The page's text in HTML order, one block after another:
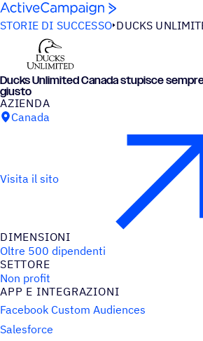
Salta al contenuto
STORIE DI SUCCESSO DUCKS
Ducks Unli­mi­ted Canada stupi­sce
giusto
AZIENDA
Canada
Visita il sito
DIMEN­SIONI
Oltre 500 dipendenti
SETTORE
Non profit
APP E INTEGRAZIONI
Facebook Custom Audiences
Salesforce